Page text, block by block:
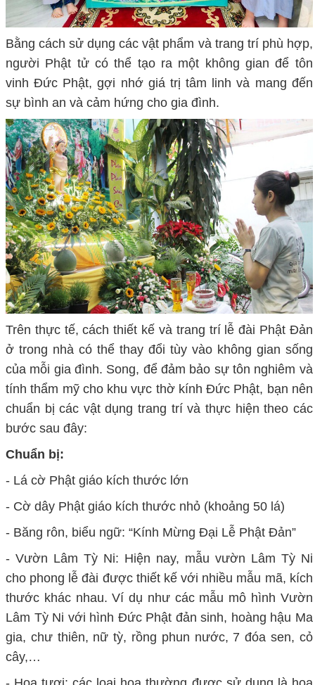
Bằng cách sử dụng các vật phẩm và trang trí phù hợp,
người Phật tử có thể tạo ra một không gian để tôn
vinh Đức Phật, gợi nhớ giá trị tâm linh và mang đến
sự bình an và cảm hứng cho gia đình.
Trên thực tế, cách thiết kế và trang trí lễ đài Phật Đản
ở trong nhà có thể thay đổi tùy vào không gian sống
của mỗi gia đình. Song, để đảm bảo sự tôn nghiêm và
tính thẩm mỹ cho khu vực thờ kính Đức Phật, bạn nên
chuẩn bị các vật dụng trang trí và thực hiện theo các
bước sau đây:
Chuẩn bị:
- Lá cờ Phật giáo kích thước lớn
- Cờ dây Phật giáo kích thước nhỏ (khoảng 50 lá)
- Băng rôn, biểu ngữ: “Kính Mừng Đại Lễ Phật Đản”
- Vườn Lâm Tỳ Ni: Hiện nay, mẫu vườn Lâm Tỳ Ni
cho phong lễ đài được thiết kế với nhiều mẫu mã, kích
thước khác nhau. Ví dụ như các mẫu mô hình Vườn
Lâm Tỳ Ni với hình Đức Phật đản sinh, hoàng hậu Ma
gia, chư thiên, nữ tỳ, rồng phun nước, 7 đóa sen, cỏ
cây,…